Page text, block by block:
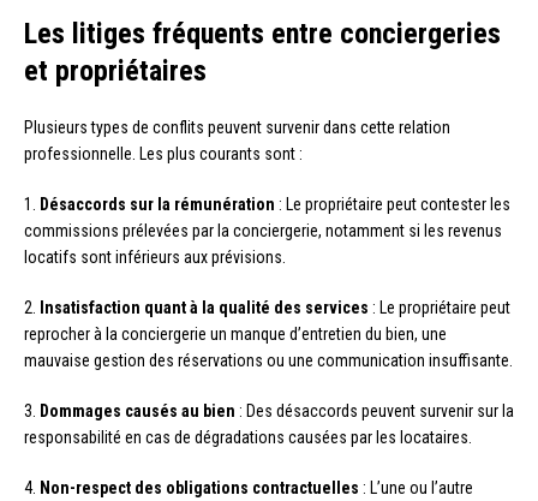
Les litiges fréquents entre conciergeries
et propriétaires
Plusieurs types de conflits peuvent survenir dans cette relation
professionnelle. Les plus courants sont :
1. Désaccords sur la rémunération : Le propriétaire peut contester les
commissions prélevées par la conciergerie, notamment si les revenus
locatifs sont inférieurs aux prévisions.
2. Insatisfaction quant à la qualité des services : Le propriétaire peut
reprocher à la conciergerie un manque d’entretien du bien, une
mauvaise gestion des réservations ou une communication insuffisante.
3. Dommages causés au bien : Des désaccords peuvent survenir sur la
responsabilité en cas de dégradations causées par les locataires.
4. Non-respect des obligations contractuelles : L’une ou l’autre